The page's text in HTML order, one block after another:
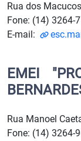
Rua dos
Fone: (14) 3264-
E-mail:
EMEI
Rua Manoel
Fone: (14) 3264-